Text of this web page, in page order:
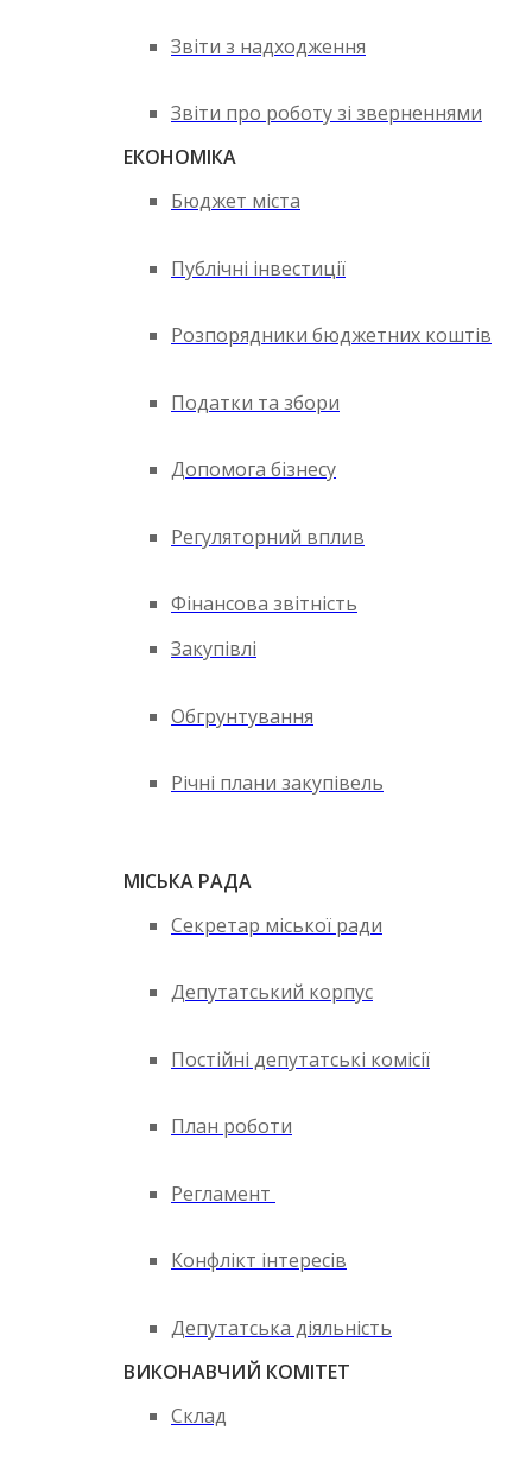
Звіти з надходження
Звіти про роботу зі зверненнями
ЕКОНОМІКА
Бюджет міста
Публічні інвестиції
Розпорядники бюджетних коштів
Податки та збори
Допомога бізнесу
Регуляторний вплив
Фінансова звітність
Закупівлі
Обгрунтування
Річні плани закупівель
МІСЬКА РАДА
Секретар міської ради
Депутатський корпус
Постійні депутатські комісії
План роботи
Регламент
Конфлікт інтересів
Депутатська діяльність
ВИКОНАВЧИЙ КОМІТЕТ
Склад